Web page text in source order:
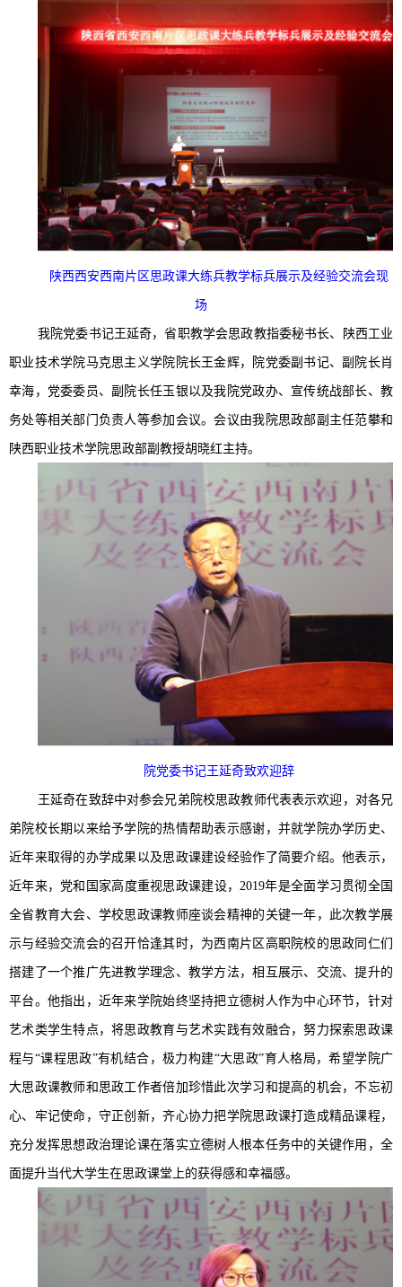
陕西西安西南片区思政课大练兵教学标兵展示及经验交流会现
场
我院党委书记王延奇，省职教学会思政教指委秘书长、陕西工业
职业技术学院马克思主义学院院长王金辉，院党委副书记、副院长肖
幸海，党委委员、副院长任玉银以及我院党政办、宣传统战部长、教
务处等相关部门负责人等参加会议。会议由我院思政部副主任范攀和
陕西职业技术学院思政部副教授胡晓红主持。
院党委书记王延奇致欢迎辞
王延奇在致辞中对参会兄弟院校思政教师代表表示欢迎，对各兄
弟院校长期以来给予学院的热情帮助表示感谢，并就学院办学历史、
近年来取得的办学成果以及思政课建设经验作了简要介绍。他表示，
近年来，党和国家高度重视思政课建设，2019年是全面学习贯彻全国
全省教育大会、学校思政课教师座谈会精神的关键一年，此次教学展
示与经验交流会的召开恰逢其时，为西南片区高职院校的思政同仁们
搭建了一个推广先进教学理念、教学方法，相互展示、交流、提升的
平台。他指出，近年来学院始终坚持把立德树人作为中心环节，针对
艺术类学生特点，将思政教育与艺术实践有效融合，努力探索思政课
程与“课程思政”有机结合，极力构建“大思政”育人格局，希望学院广
大思政课教师和思政工作者倍加珍惜此次学习和提高的机会，不忘初
心、牢记使命，守正创新，齐心协力把学院思政课打造成精品课程，
充分发挥思想政治理论课在落实立德树人根本任务中的关键作用，全
面提升当代大学生在思政课堂上的获得感和幸福感。